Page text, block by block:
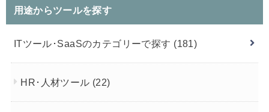
用途からツールを探す
ITツール･SaaSのカテゴリーで探す (181)
HR･人材ツール (22)